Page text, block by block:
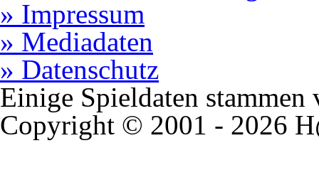
» Impressum
» Mediadaten
» Datenschutz
Einige Spieldaten
Copyright © 2001 - 2026